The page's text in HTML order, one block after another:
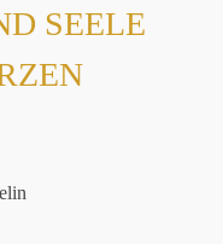
SEELE